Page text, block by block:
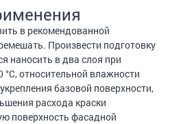
в рекомендованной
Произвести подготовку
наносить в два слоя при
°С, относительной влажности
базовой поверхности,
расхода краски
поверхность фасадной